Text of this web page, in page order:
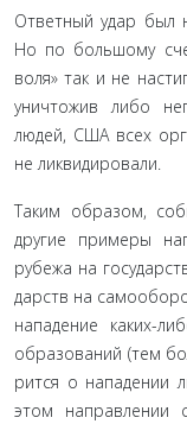
Ответный удар был
Но по большому
воля» так и не
уничтожив либо
людей, США всех
не ликвидировали.
Таким образом,
другие примеры
рубежа на
дарств на
нападение каких-
образований (тем
рится о нападении
этом направлении